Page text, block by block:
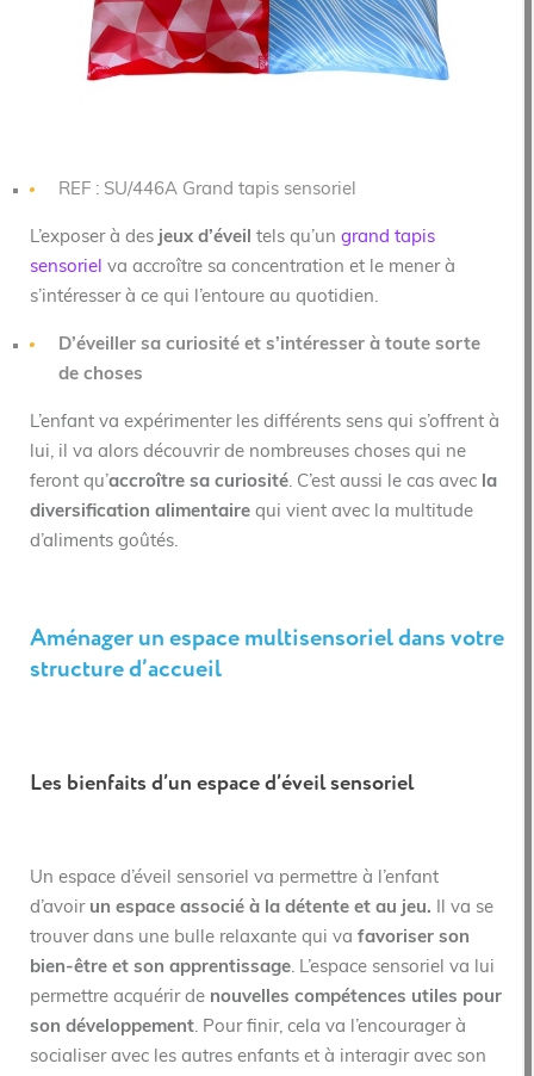
REF : SU/446A Grand tapis sensoriel
L’exposer à des jeux d’éveil tels qu’un grand tapis
sensoriel va accroître sa concentration et le mener à
s’intéresser à ce qui l’entoure au quotidien.
D’éveiller sa curiosité et s’intéresser à toute sorte
de choses
L’enfant va expérimenter les différents sens qui s’offrent à
lui, il va alors découvrir de nombreuses choses qui ne
feront qu’accroître sa curiosité. C’est aussi le cas avec la
diversification alimentaire qui vient avec la multitude
d’aliments goûtés.
Aménager un espace multisensoriel dans votre
structure d’accueil
Les bienfaits d’un espace d’éveil sensoriel
Un espace d’éveil sensoriel va permettre à l’enfant
d’avoir un espace associé à la détente et au jeu.
Il va se
trouver dans une bulle relaxante qui va favoriser son
bien-être et son apprentissage. L’espace sensoriel va lui
permettre acquérir de nouvelles compétences utiles pour
son développement. Pour finir, cela va l’encourager à
socialiser avec les autres enfants et à interagir avec son